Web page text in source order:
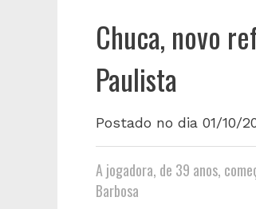
Chuca, novo
Paulista
Postado no dia 01/10/
A jogadora, de 39 anos,
Barbosa